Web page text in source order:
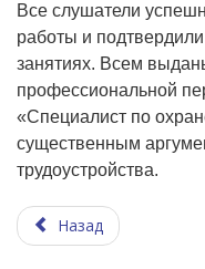
Все слушатели
работы и
занятиях. Всем
профессиональной
«Специалист по
существенным
трудоустройства.
Назад